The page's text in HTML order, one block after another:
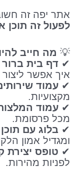
אתר יפה זה
לפעול זה תוכן
💡 מה חייב
✔ דף בית ברור
איך אפשר
✔ עמוד
מקצועיות.
✔ עמוד
מכל פרסומת.
✔ בלוג עם תוכן
ומגדיל אמון
✔ טופס יצירת
לפניות מהירות.